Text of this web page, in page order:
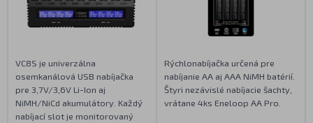
VC8S je univerzálna
osemkanálová USB nabíjačka
pre 3,7V/3,6V Li-Ion aj
NiMH/NiCd akumulátory. Každý
nabíjací slot je monitorovaný
Rýchlonabíjačka určená pre
nabíjanie AA aj AAA NiMH batérií.
Štyri nezávislé nabíjacie šachty,
vrátane 4ks Eneloop AA Pro.